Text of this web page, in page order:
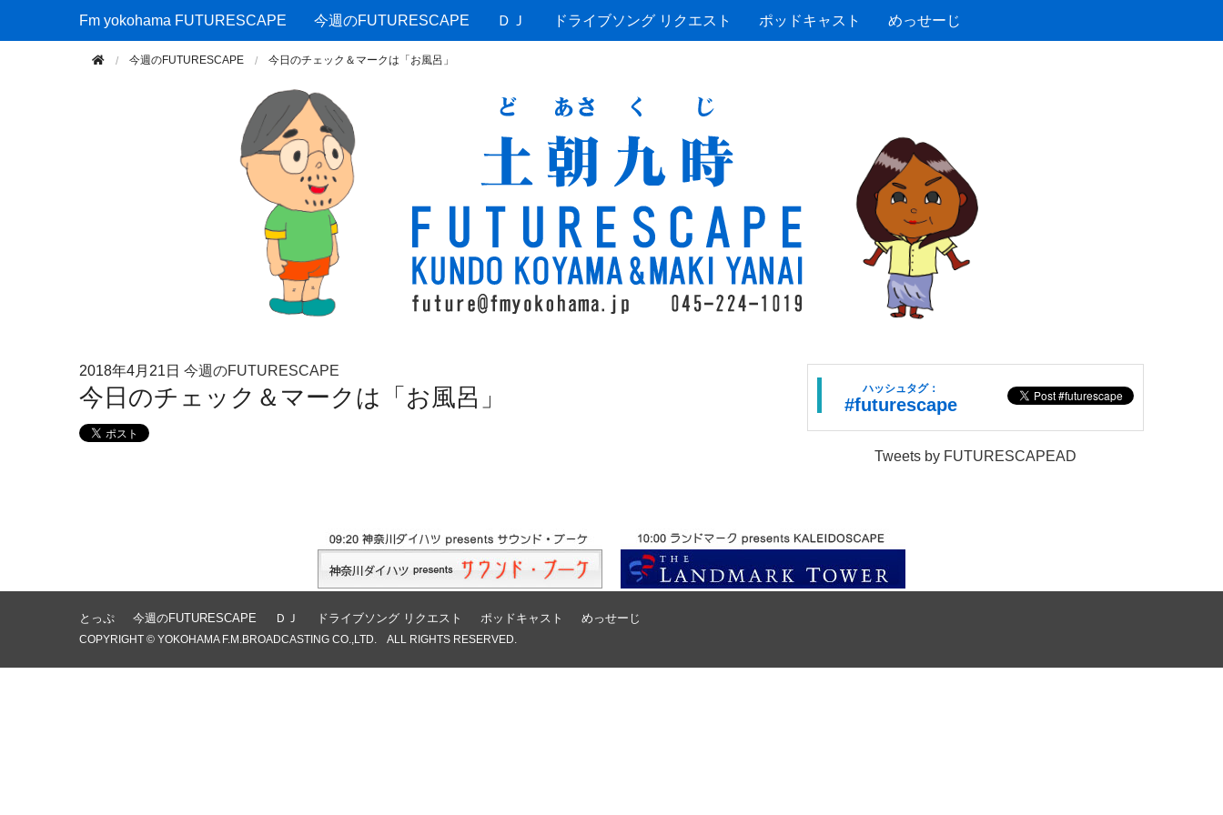
Fm yokohama FUTURESCAPE
Fm yokohama FUTURESCAPE 今週のFUTURESCAPE ＤＪ ドライブソング リクエスト ポッドキャスト めっせーじ
今週のFUTURESCAPE 今日のチェック＆マークは「お風呂」
2018年4月21日 今週のFUTURESCAPE
今日のチェック＆マークは「お風呂」 ハッシュタグ：
#futurescape
Tweets by FUTURESCAPEAD
とっぷ 今週のFUTURESCAPE ＤＪ ドライブソング リクエスト ポッドキャスト めっせーじ
COPYRIGHT © YOKOHAMA F.M.BROADCASTING CO.,LTD. ALL RIGHTS RESERVED.